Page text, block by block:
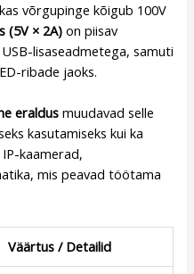
võrgupinge kõigub 100V
(5V × 2A) on piisav
lisaseadmetega, samuti
ribade jaoks.
eraldus muudavad selle
kasutamiseks kui ka
kaamerad,
mis peavad töötama
Väärtus / Detailid